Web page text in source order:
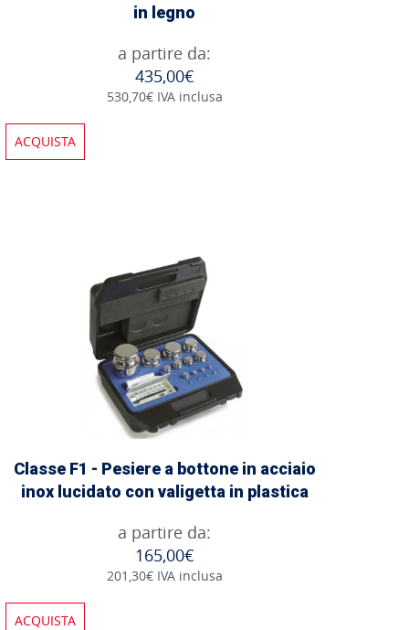
in legno
a partire da:
435,00€
530,70€ IVA inclusa
ACQUISTA
Classe F1 - Pesiere a bottone in acciaio
inox lucidato con valigetta in plastica
a partire da:
165,00€
201,30€ IVA inclusa
ACQUISTA